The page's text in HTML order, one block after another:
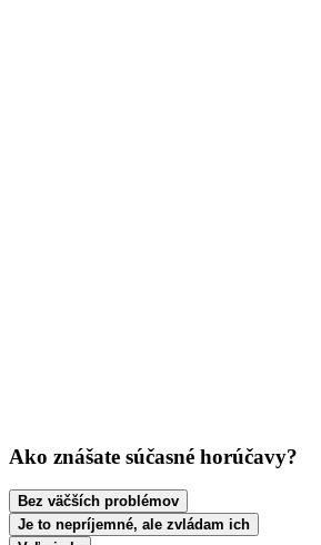
Ako znášate súčasné horúčavy?
Bez väčších problémov
Je to nepríjemné, ale zvládam ich